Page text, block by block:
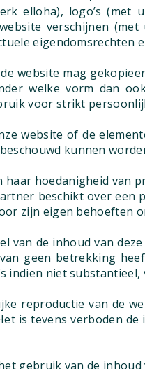
elloha), logo’s (met
verschijnen
eigendomsrechten
website mag
welke vorm dan
voor strikt
website of de
kunnen
haar hoedanigheid van
beschikt over een
zijn eigen behoeften
van de inhoud van
geen betrekking
indien niet
reproductie van de
is tevens verboden
gebruik van de